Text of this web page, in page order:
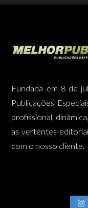
Fundada em 8 de
Publicações
profissional,
as vertentes
com o nosso cliente.